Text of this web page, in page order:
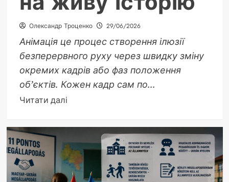
Олександр Троценко 29/06/2026
Анімація це процес створення ілюзії
безперервного руху через швидку зміну
окремих кадрів або фаз положення
об’єктів. Кожен кадр сам по...
Читати даліДокладніше
Анімація
мистецтво,
що
перетворює